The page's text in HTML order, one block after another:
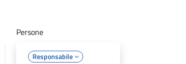
Persone
Responsabile